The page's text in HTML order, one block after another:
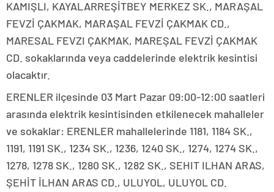
KAMIŞLI, KAYALARREŞİTBEY MERKEZ SK., MARAŞAL
FEVZİ ÇAKMAK, MARAŞAL FEVZİ ÇAKMAK CD.,
MARESAL FEVZI ÇAKMAK, MAREŞAL FEVZİ ÇAKMAK
CD. sokaklarında veya caddelerinde elektrik kesintisi
olacaktır.
ERENLER ilçesinde 03 Mart Pazar 09:00-12:00 saatleri
arasında elektrik kesintisinden etkilenecek mahalleler
ve sokaklar: ERENLER mahallelerinde 1181, 1184 SK.,
1191, 1191 SK., 1234 SK., 1236, 1240 SK., 1274, 1274 SK.,
1278, 1278 SK., 1280 SK., 1282 SK., SEHIT ILHAN ARAS,
ŞEHİT İLHAN ARAS CD., ULUYOL, ULUYOL CD.